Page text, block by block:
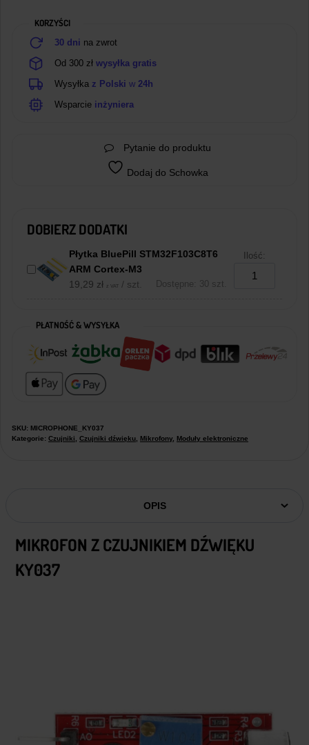
KORZYŚCI
30 dni na zwrot
Od 300 zł wysyłka gratis
Wysyłka z Polski w 24h
Wsparcie inżyniera
Pytanie do produktu
Dodaj do Schowka
DOBIERZ DODATKI
Płytka BluePill STM32F103C8T6
ARM Cortex-M3
19,29 zł z VAT / szt. Dostępne: 30 szt.
Ilość:
PŁATNOŚĆ & WYSYŁKA
SKU: MICROPHONE_KY037
Kategorie: Czujniki Czujniki dźwięku Mikrofony Moduły elektroniczne
OPIS
MIKROFON Z CZUJNIKIEM DŹWIĘKU
KY037